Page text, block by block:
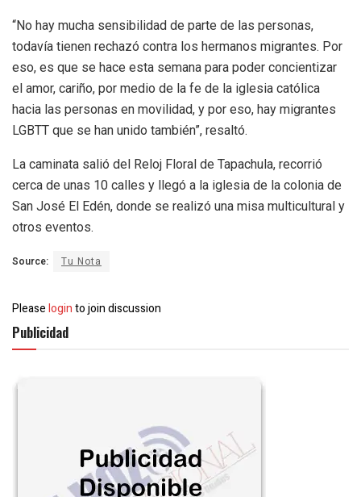
“No hay mucha sensibilidad de parte de las personas,
todavía tienen rechazó contra los hermanos migrantes. Por
eso, es que se hace esta semana para poder concientizar
el amor, cariño, por medio de la fe de la iglesia católica
hacia las personas en movilidad, y por eso, hay migrantes
LGBTT que se han unido también”, resaltó.
La caminata salió del Reloj Floral de Tapachula, recorrió
cerca de unas 10 calles y llegó a la iglesia de la colonia de
San José El Edén, donde se realizó una misa multicultural y
otros eventos.
Source: Tu Nota
Pleaseloginto join discussion
Publicidad